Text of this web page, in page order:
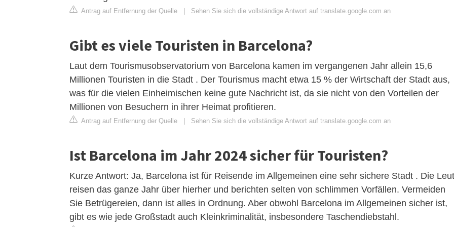
Antrag auf Entfernung der Quelle | Sehen Sie sich die vollständige Antwort auf translate.google.com an
Gibt es viele Touristen in Barcelona?
Laut dem Tourismusobservatorium von Barcelona kamen im vergangenen Jahr allein 15,6
Millionen Touristen in die Stadt . Der Tourismus macht etwa 15 % der Wirtschaft der Stadt aus,
was für die vielen Einheimischen keine gute Nachricht ist, da sie nicht von den Vorteilen der
Millionen von Besuchern in ihrer Heimat profitieren.
Antrag auf Entfernung der Quelle | Sehen Sie sich die vollständige Antwort auf translate.google.com an
Ist Barcelona im Jahr 2024 sicher für Touristen?
Kurze Antwort: Ja, Barcelona ist für Reisende im Allgemeinen eine sehr sichere Stadt . Die
reisen das ganze Jahr über hierher und berichten selten von schlimmen Vorfällen. Vermeiden
Sie Betrügereien, dann ist alles in Ordnung. Aber obwohl Barcelona im Allgemeinen sicher ist,
gibt es wie jede Großstadt auch Kleinkriminalität, insbesondere Taschendiebstahl.